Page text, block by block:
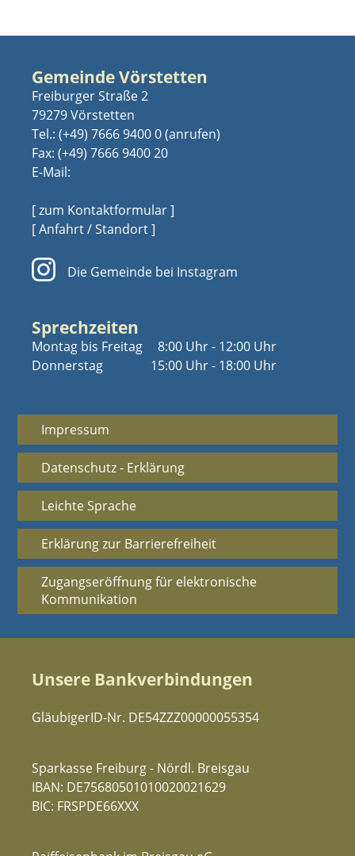
Gemeinde Vörstetten
Freiburger Straße 2
79279 Vörstetten
Tel.: (+49) 7666 9400 0
Fax: (+49) 7666 9400 20
E-Mail:
[ zum Kontaktformular ]
[ Anfahrt / Standort ]
Die Gemeinde bei Instagram
Sprechzeiten
Montag bis Freitag
Donnerstag
8:00 Uhr - 12:00 Uhr
15:00 Uhr - 18:00 Uhr
Impressum
Datenschutz - Erklärung
Leichte Sprache
Erklärung zur Barrierefreiheit
Zugangseröffnung für elektronische
Kommunikation
Unsere Bankverbindungen
GläubigerID-Nr. DE54ZZZ00000055354
Sparkasse Freiburg - Nördl. Breisgau
IBAN: DE75680501010020021629
BIC: FRSPDE66XXX